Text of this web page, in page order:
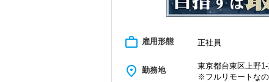
＜先輩スタッフの声＞
A. さまざまな業務を任せてもらえるの
work_outline 雇用形態 正社員
place 勤務地
東京都台東区上野1-
※フルリモートな